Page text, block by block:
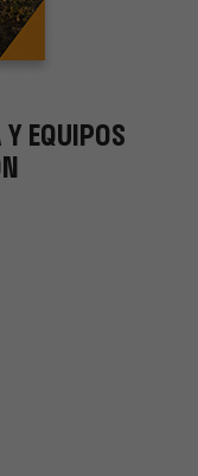
EQUIPOS